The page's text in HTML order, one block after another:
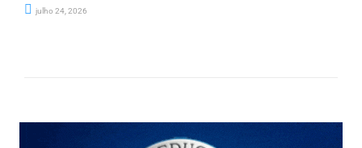
julho 24, 2026